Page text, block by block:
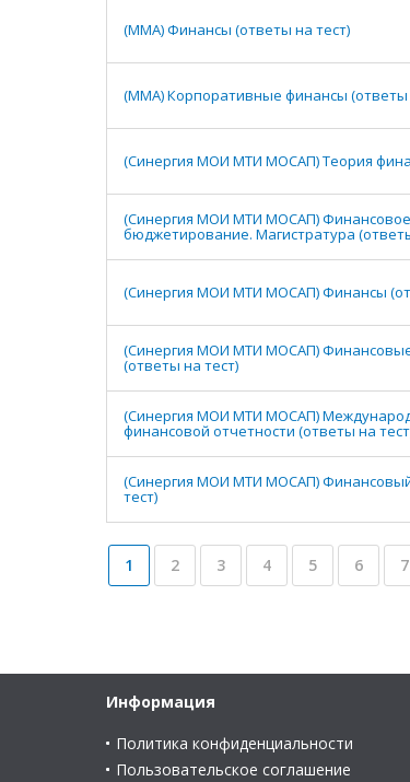
(ММА) Финансы (ответы на тест)
(ММА) Корпоративные финансы (ответы
(Синергия МОИ МТИ МОСАП) Теория
(Синергия МОИ МТИ МОСАП)
бюджетирование. Магистратура
(Синергия МОИ МТИ МОСАП) Финансы
(Синергия МОИ МТИ МОСАП)
(ответы на тест)
(Синергия МОИ МТИ МОСАП)
финансовой отчетности (ответы на
(Синергия МОИ МТИ МОСАП)
тест)
1 2 3 4 5 6 7
Информация
Политика конфиденциальности
Пользовательское соглашение